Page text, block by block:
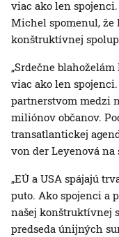
viac ako len
Michel spomenul, že
konštruktívnej
„Srdečne
viac ako len
partnerstvom medzi
miliónov občanov.
transatlantickej
von der Leyenová
„EÚ a USA spájajú
puto. Ako spojenci a
našej konštruktívnej
predseda únijných